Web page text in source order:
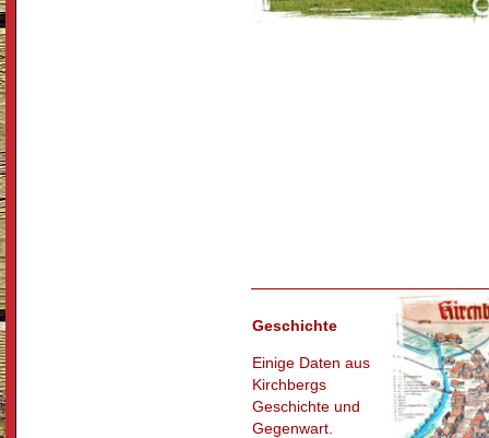
Geschichte
Einige Daten aus
Kirchbergs
Geschichte und
Gegenwart.